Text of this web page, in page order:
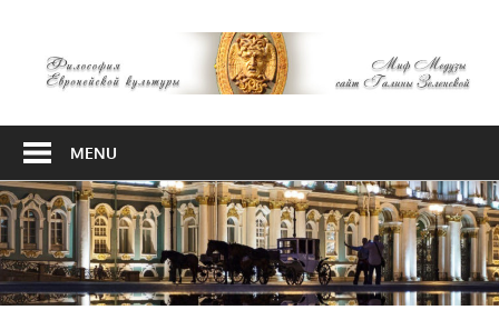
content
Европейской
MENU